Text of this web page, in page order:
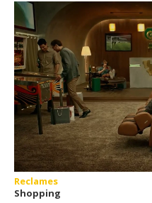
Reclames
Shopping